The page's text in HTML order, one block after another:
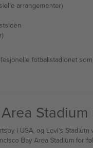
arrangementer)
fotballstadionet
i USA, og Levi's
Bay Area Stadium for